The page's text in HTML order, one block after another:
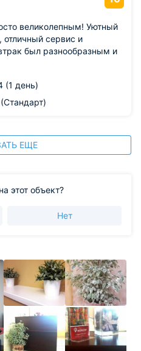
великолепным! Уютный
сервис и
был разнообразным и
(1 день)
ЕЩЕ
этот объект?
Нет